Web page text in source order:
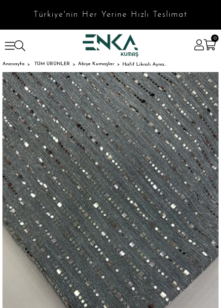
Türkiye'nin Her Yerine Hızlı Teslimat
0
Anasayfa TÜM ÜRÜNLER Abiye Kumaşlar Hafif Likralı Aynalı Tül Kumaş